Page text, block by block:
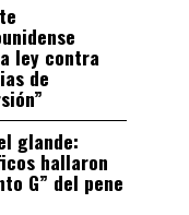
ley contra
de
glande:
hallaron
G” del pene